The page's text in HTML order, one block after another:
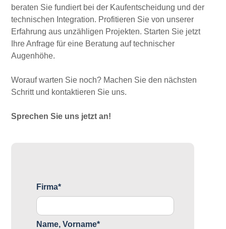
beraten Sie fundiert bei der Kaufentscheidung und der
technischen Integration. Profitieren Sie von unserer
Erfahrung aus unzähligen Projekten. Starten Sie jetzt
Ihre Anfrage für eine Beratung auf technischer
Augenhöhe.
Worauf warten Sie noch? Machen Sie den nächsten
Schritt und kontaktieren Sie uns.
Sprechen Sie uns jetzt an!
Firma*
Name, Vorname*